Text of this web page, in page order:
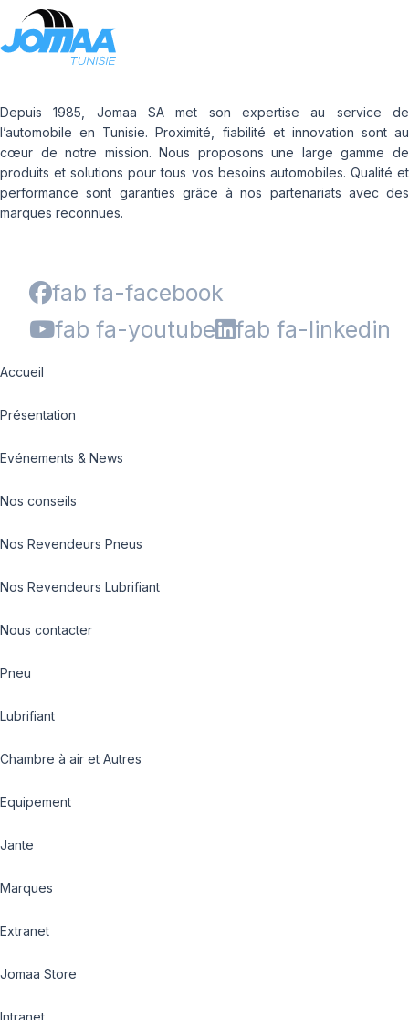
Depuis 1985, Jomaa SA met son expertise au service de
l’automobile en Tunisie. Proximité, fiabilité et innovation sont au
cœur de notre mission. Nous proposons une large gamme de
produits et solutions pour tous vos besoins automobiles. Qualité et
performance sont garanties grâce à nos partenariats avec des
marques reconnues.
fab fa-facebook
fab fa-youtube
fab fa-linkedin
Accueil
Présentation
Evénements & News
Nos conseils
Nos Revendeurs Pneus
Nos Revendeurs Lubrifiant
Nous contacter
Pneu
Lubrifiant
Chambre à air et Autres
Equipement
Jante
Marques
Extranet
Jomaa Store
Intranet